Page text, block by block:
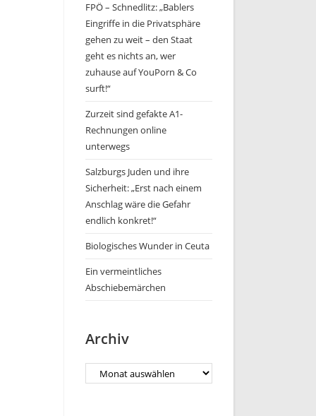
FPÖ – Schnedlitz: „Bablers
Eingriffe in die Privatsphäre
gehen zu weit – den Staat
geht es nichts an, wer
zuhause auf YouPorn & Co
surft!“
Zurzeit sind gefakte A1-
Rechnungen online
unterwegs
Salzburgs Juden und ihre
Sicherheit: „Erst nach einem
Anschlag wäre die Gefahr
endlich konkret!“
Biologisches Wunder in Ceuta
Ein vermeintliches
Abschiebemärchen
Archiv
Archiv